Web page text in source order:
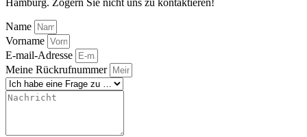
Hamburg. Zögern Sie nicht uns zu kontaktieren!
Name
Vorname
E-mail-Adresse
Meine Rückrufnummer